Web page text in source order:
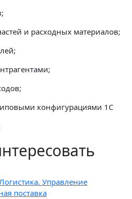
и расходных материалов;
конфигурациями 1С
Управление
поставка